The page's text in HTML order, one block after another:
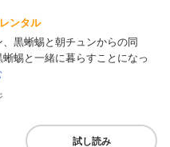
ンタル
黒蜥蜴と朝チュンからの同
蜴と一緒に暮らすことになっ
試し読み